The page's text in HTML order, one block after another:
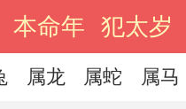
本命年 犯太岁
属龙 属蛇 属马